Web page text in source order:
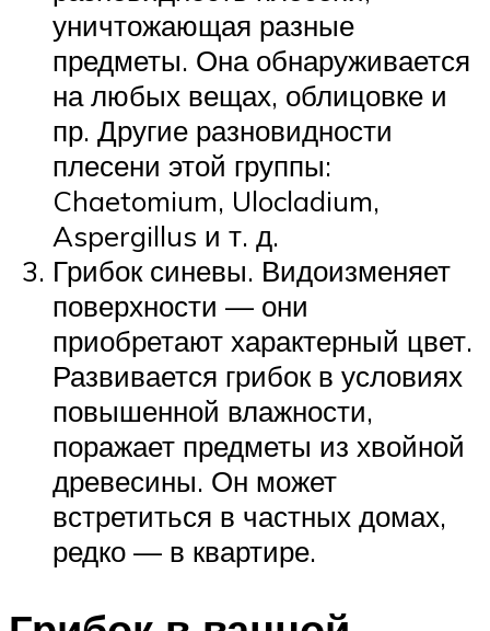
уничтожающая разные
предметы. Она обнаруживается
на любых вещах, облицовке и
пр. Другие разновидности
плесени этой группы:
Chaetomium, Ulocladium,
Aspergillus и т. д.
Грибок синевы. Видоизменяет
поверхности — они
приобретают характерный цвет.
Развивается грибок в условиях
повышенной влажности,
поражает предметы из хвойной
древесины. Он может
встретиться в частных домах,
редко — в квартире.